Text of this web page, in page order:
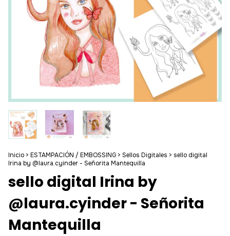
Inicio > ESTAMPACIÓN / EMBOSSING > Sellos Digitales > sello digital
Irina by @laura.cyinder - Señorita Mantequilla
sello digital Irina by
@laura.cyinder - Señorita
Mantequilla